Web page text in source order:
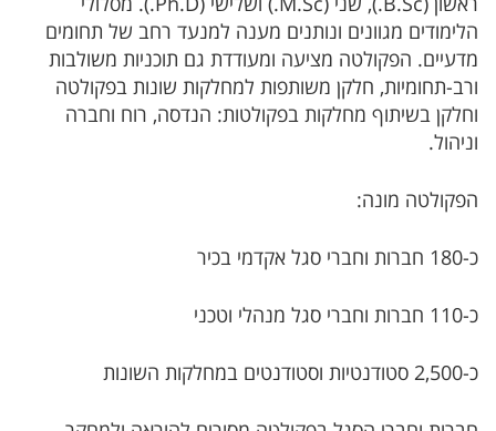
הלימודים מגוונים ונותנים מענה למנעד רחב של תחומים
מדעיים. הפקולטה מציעה ומעודדת גם תוכניות משולבות
ורב-תחומיות, חלקן משותפות למחלקות שונות בפקולטה
וחלקן בשיתוף מחלקות בפקולטות: הנדסה, רוח וחברה
וניהול.
הפקולטה מונה:
כ-180 חברות וחברי סגל אקדמי בכיר
כ-110 חברות וחברי סגל מנהלי וטכני
כ-2,500 סטודנטיות וסטודנטים במחלקות השונות